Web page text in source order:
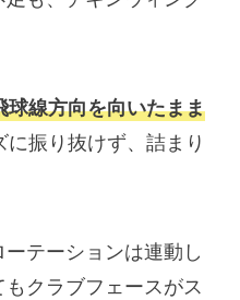
球線方向を向いたまま
振り抜けず、詰まり
テーションは連動し
クラブフェースがス